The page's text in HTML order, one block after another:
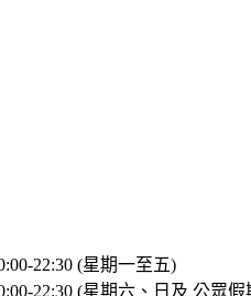
22:30 (星期一至五)
22:30 (星期六、日及 公眾假